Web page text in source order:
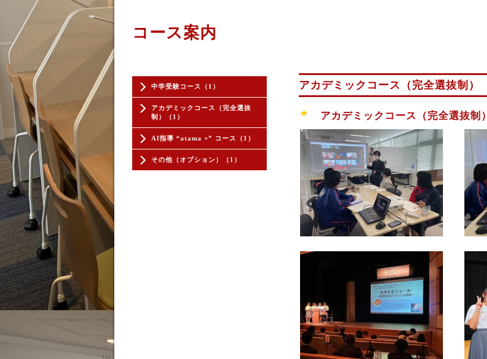
中学受験コース（1）
アカデミックコース（完全選抜
制）（1）
AI指導 “atama +” コース（1）
その他（オプション）（1）
コース案内
アカデミックコース（完全選抜制）
アカデミックコース（完全選抜制）